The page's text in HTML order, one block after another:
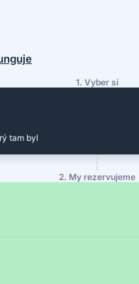
1. Vyber si
tam byl
2. My rezervujeme